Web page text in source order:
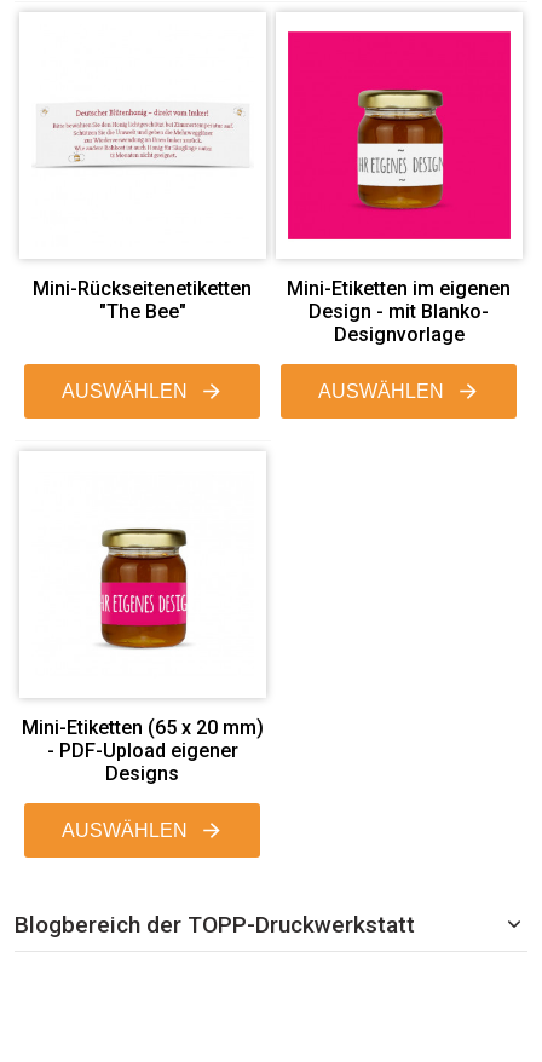
Mini-Rückseitenetiketten
"The Bee"
AUSWÄHLEN
Mini-Etiketten im eigenen
Design - mit Blanko-
Designvorlage
AUSWÄHLEN
Mini-Etiketten (65 x 20 mm)
- PDF-Upload eigener
Designs
AUSWÄHLEN
Blogbereich der TOPP-Druckwerkstatt